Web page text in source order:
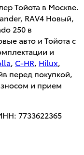
Тойота в Москве.
RAV4 Новый,
250 в
авто и Тойота с
и
C-HR Hilux
перед покупкой,
и прием
7733622365